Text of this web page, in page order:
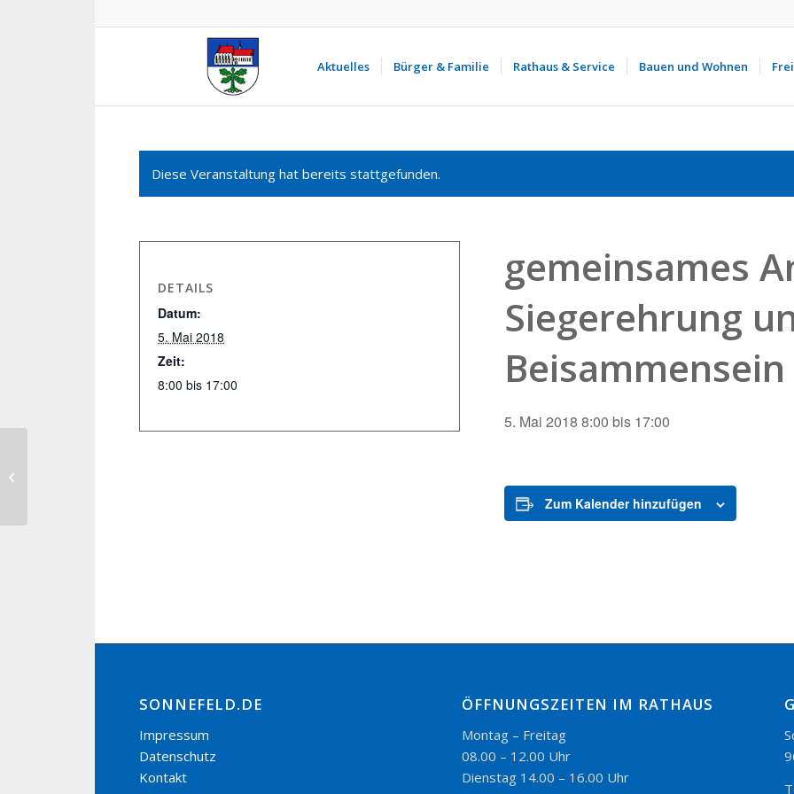
Aktuelles Bürger & Familie Rathaus & Service Bauen und Wohnen
Diese Veranstaltung hat bereits stattgefunden.
gemeinsames
Siegerehrung
5. Mai 2018 8:00 bis 17:00
Zum Kalender hinzufügen
DETAILS
Datum:
5. Mai 2018
Zeit:
8:00 bis 17:00
SONNEFELD.DE
Impressum
Datenschutz
Kontakt
ÖFFNUNGSZEITEN IM RATHAUS
Montag – Freitag
08.00 – 12.00 Uhr
Dienstag 14.00 – 16.00 Uhr